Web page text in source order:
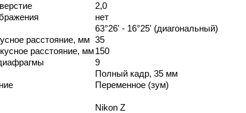
2,0
нет
63°26' - 16°25' (диагональный)
расстояние, мм 35
расстояние, мм150
9
Полный кадр, 35 мм
Переменное (зум)
Nikon Z